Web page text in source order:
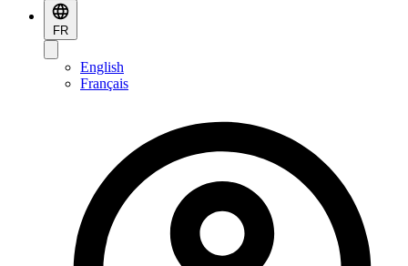
FR
English
Français